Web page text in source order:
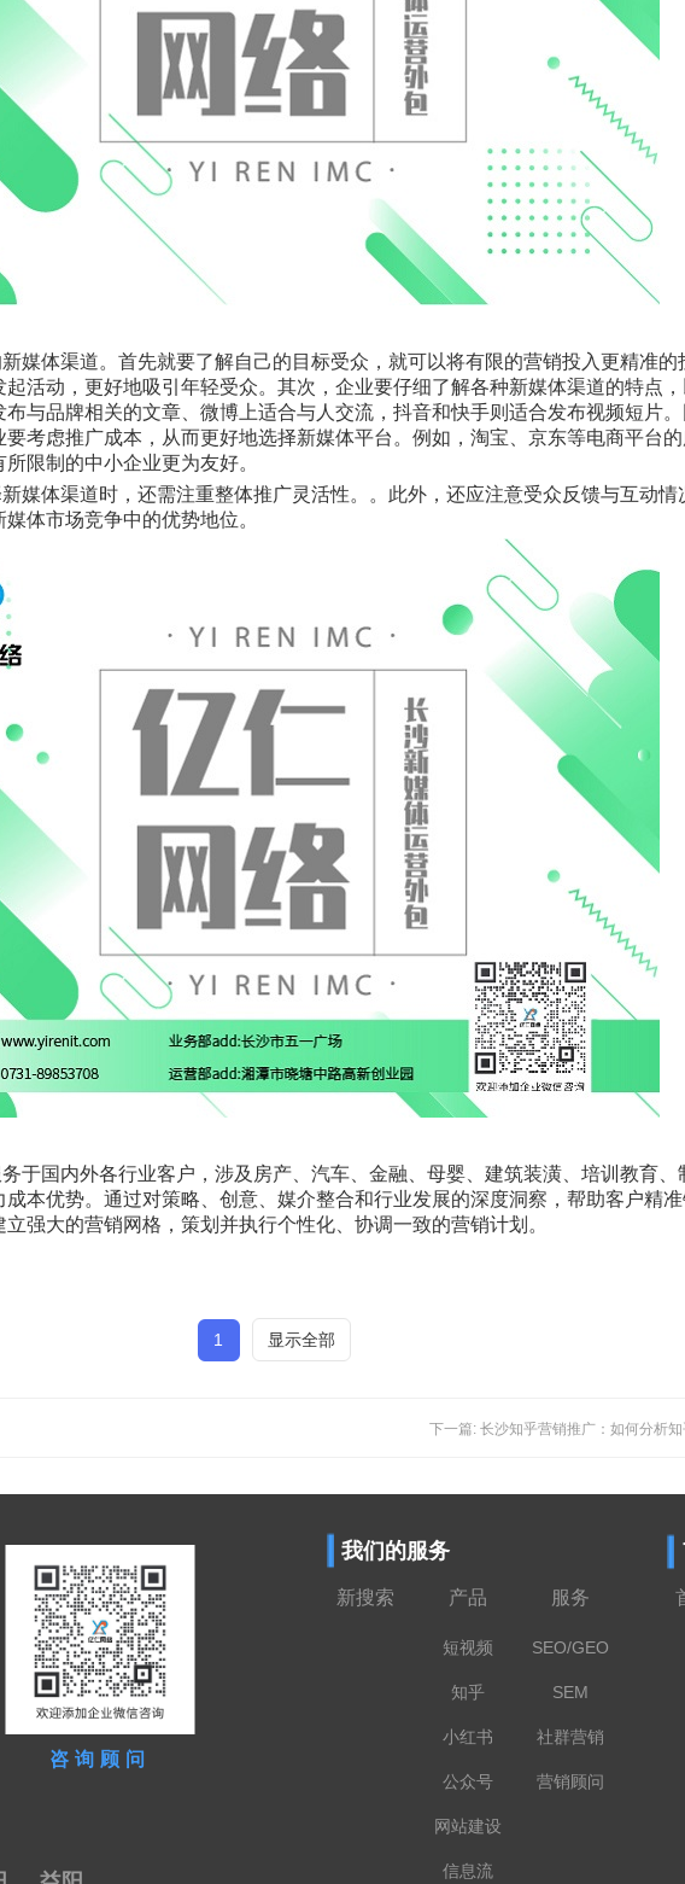
媒体渠道。首先就要了解自己的目标受众，就可以将有限的营销投入更精准
活动，更好地吸引年轻受众。其次，企业要仔细了解各种新媒体渠道的特点
与品牌相关的文章、微博上适合与人交流，抖音和快手则适合发布视频短片
考虑推广成本，从而更好地选择新媒体平台。例如，淘宝、京东等电商平台
限制的中小企业更为友好。
媒体渠道时，还需注重整体推广灵活性。。此外，还应注意受众反馈与互动情
体市场竞争中的优势地位。
于国内外各行业客户，涉及房产、汽车、金融、母婴、建筑装潢、培训教育、
本优势。通过对策略、创意、媒介整合和行业发展的深度洞察，帮助客户精
强大的营销网格，策划并执行个性化、协调一致的营销计划。
1 显示全部
下一篇: 长沙知乎营销推广：如何分析
新搜索 产品
短视频
知乎
小红书
公众号
网站建设
信息流
服务
SEO/GEO
SEM
社群营销
营销顾问
我们的服务
咨询顾问